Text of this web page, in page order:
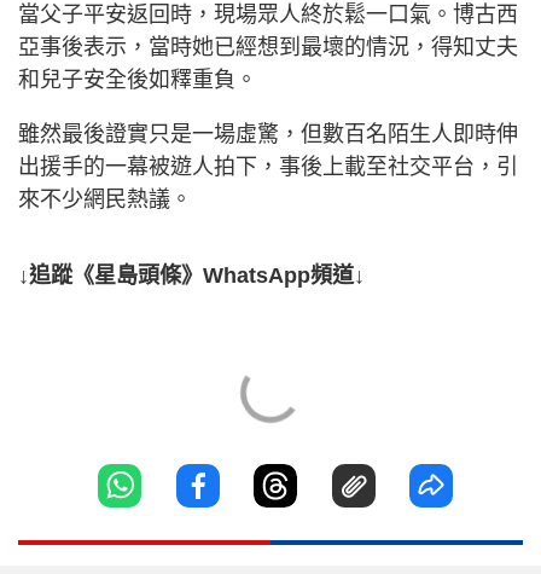
當父子平安返回時，現場眾人終於鬆一口氣。博古西
亞事後表示，當時她已經想到最壞的情況，得知丈夫
和兒子安全後如釋重負。
雖然最後證實只是一場虛驚，但數百名陌生人即時伸
出援手的一幕被遊人拍下，事後上載至社交平台，引
來不少網民熱議。
↓追蹤《星島頭條》WhatsApp頻道↓